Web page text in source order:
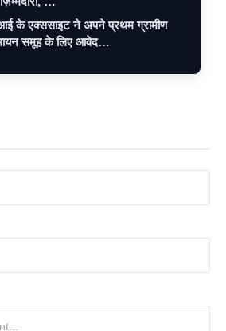
के एक्ससाइट ने अपने प्रथम ग्रामीण
समूह के लिए आवेद…